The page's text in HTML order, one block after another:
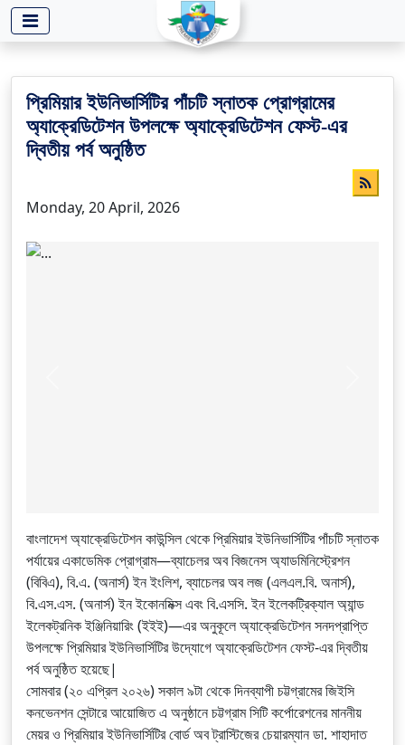
-->
প্রিমিয়ার ইউনিভার্সিটির পাঁচটি স্নাতক প্রোগ্রামের
অ্যাক্রেডিটেশন উপলক্ষে অ্যাক্রেডিটেশন ফেস্ট-এর
দ্বিতীয় পর্ব অনুষ্ঠিত
Monday, 20 April, 2026
বাংলাদেশ অ্যাক্রেডিটেশন কাউন্সিল থেকে প্রিমিয়ার ইউনিভার্সিটির পাঁচটি স্নাতক
পর্যায়ের একাডেমিক প্রোগ্রাম—ব্যাচেলর অব বিজনেস অ্যাডমিনিস্ট্রেশন
(বিবিএ), বি.এ. (অনার্স) ইন ইংলিশ, ব্যাচেলর অব লজ (এলএল.বি. অনার্স),
বি.এস.এস. (অনার্স) ইন ইকোনমিক্স এবং বি.এসসি. ইন ইলেকট্রিক্যাল অ্যান্ড
ইলেকট্রনিক ইঞ্জিনিয়ারিং (ইইই)—এর অনুকূলে অ্যাক্রেডিটেশন সনদপ্রাপ্তি
উপলক্ষে প্রিমিয়ার ইউনিভার্সিটির উদ্যোগে অ্যাক্রেডিটেশন ফেস্ট-এর দ্বিতীয়
পর্ব অনুষ্ঠিত হয়েছে|
সোমবার (২০ এপ্রিল ২০২৬) সকাল ৯টা থেকে দিনব্যাপী চট্টগ্রামের জিইসি
কনভেনশন সেন্টারে আয়োজিত এ অনুষ্ঠানে চট্টগ্রাম সিটি কর্পোরেশনের মাননীয়
মেয়র ও প্রিমিয়ার ইউনিভার্সিটির বোর্ড অব ট্রাস্টিজের চেয়ারম্যান ডা. শাহাদাত